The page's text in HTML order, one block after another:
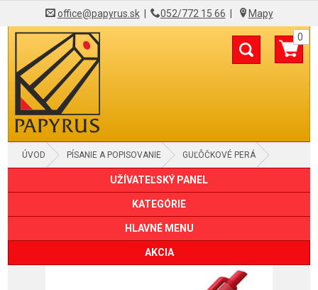
office@papyrus.sk| 052/772 15 66 Mapy
0
ÚVOD PÍSANIE A POPISOVANIE GUĽÔČKOVÉ PERÁ
UŽÍVATEĽSKÝ PANEL
KATEGÓRIE
HLAVNÉ MENU
AKCIA